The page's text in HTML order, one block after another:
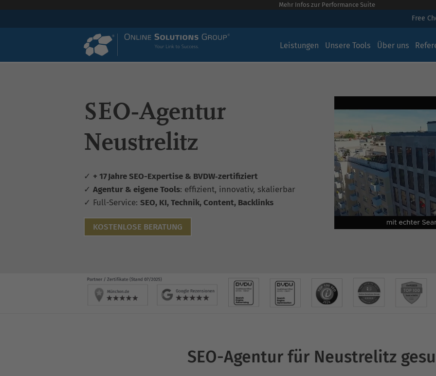
Mehr Infos zur Performance Suite
Free
Leistungen Unsere Tools Über uns
SEO‑Agentur
Neustrelitz
✓ + 17 Jahre SEO-Expertise & BVDW‑zertifiziert
✓ Agentur & eigene Tools: effizient, innovativ, skalierbar
✓ Full-Service: SEO, KI, Technik, Content, Backlinks
KOSTENLOSE BERATUNG
SEO-Agentur für Neustrelitz